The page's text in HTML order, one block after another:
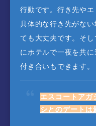
行動です。行き先やエ
具体的な行き先がな
ても大丈夫です。そ
にホテルで一夜を共
付き合いもできます。
エスコートアガ
シとのデートは